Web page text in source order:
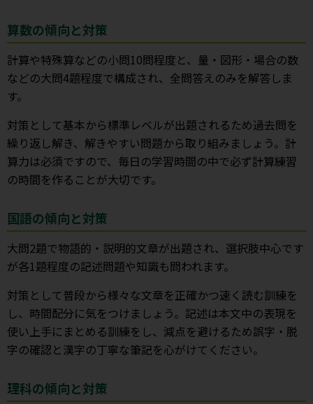
算数の傾向と対策
計算や特殊算などの小問10問程度と、量・図形・場合の数
などの大問4題程度で構成され、全問答えのみを解答しま
す。
対策として基本から標準レベルが出題されるため過去問を
繰り返し解き、解きやすい問題から取り組みましょう。計
算力は必須ですので、毎日の学習時間の中で必ず計算練習
の時間を作ることが大切です。
国語の傾向と対策
大問2題で物語的・説明的文章が出題され、選択肢中心です
が各1題程度の記述問題や知識も問われます。
対策として普段から様々な文章を正確かつ速く読む訓練を
し、時間配分に気をつけましょう。記述は本文中の表現を
使い上手にまとめる訓練をし、減点を避けるため誤字・脱
字の確認と漢字の丁寧な筆記を心がけてください。
理科の傾向と対策